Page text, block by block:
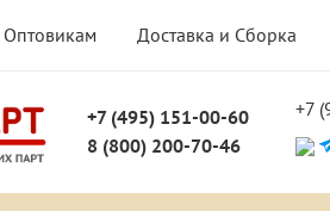
Оптовикам Доставка и Сборка
+7 (495) 151-00-60
8 (800) 200-70-46
+7